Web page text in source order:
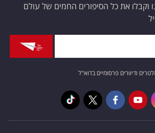
וקבלו את כל הסיפורים החמים של עולם
ודיוורים פרסומיים בדוא"ל